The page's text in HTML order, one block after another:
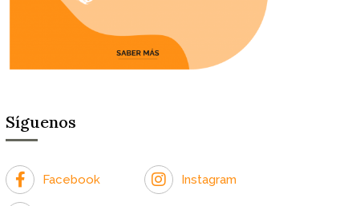
Síguenos
Facebook Instagram